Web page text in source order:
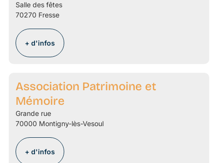
Salle des fêtes
70270 Fresse
+ d'infos
Association Patrimoine et
Mémoire
Grande rue
70000 Montigny-lès-Vesoul
+ d'infos